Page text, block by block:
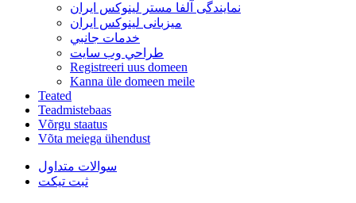
نمایندگی آلفا مستر لینوکس ایران
میزبانی لینوکس ایران
خدمات جانبي
طراحي وب سايت
Registreeri uus domeen
Kanna üle domeen meile
Teated
Teadmistebaas
Võrgu staatus
Võta meiega ühendust
سوالات متداول
ثبت تیکت